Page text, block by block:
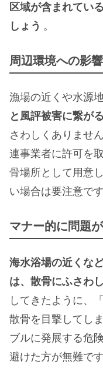
区域が含まれてい
しょう 。
周辺環境への影
漁場の近くや水源
と風評被害に繋が
さわしくありませ
連事業者に許可を
骨場所として用意
い場合は要注意です
マナー的に問題
海水浴場の近くな
は、散骨にふさわ
してきたように、
散骨を目撃してし
ブルに発展する危
避けた方が無難です